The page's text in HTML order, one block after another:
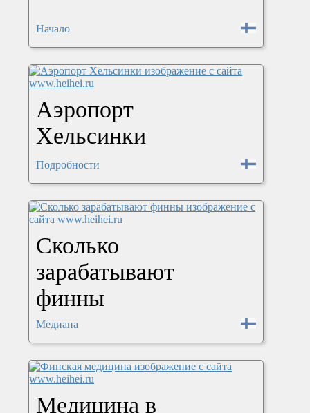
Начало
Аэропорт
Хельсинки
Подробности
Сколько
зарабатывают
финны
Медиана
Медицина в